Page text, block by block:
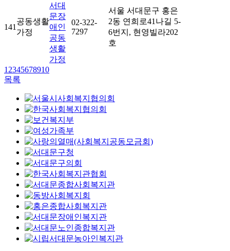
141
공동생활
가정
서대
문장
애인
공동
생활
가정
02-322-
7297
서울 서대문구 홍은
2동 연희로41나길 5-
6번지, 현영빌라202
호
1 2345678910
목록